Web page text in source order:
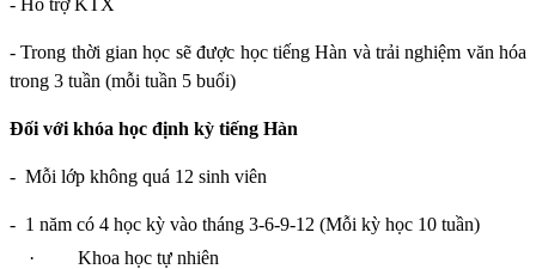
- Trong thời gian học sẽ được học tiếng Hàn và trải nghiệm văn hóa
trong 3 tuần (mỗi tuần 5 buổi)
Đối với khóa học định kỳ tiếng Hàn
- Mỗi lớp không quá 12 sinh viên
- 1 năm có 4 học kỳ vào tháng 3-6-9-12 (Mỗi kỳ học 10 tuần)
·
Khoa học tự nhiên